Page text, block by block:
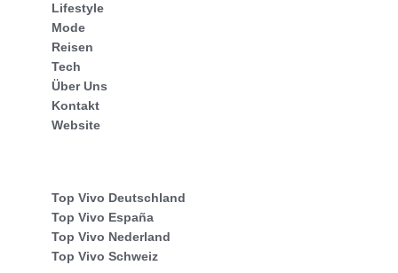
Lifestyle
Mode
Reisen
Tech
Über Uns
Kontakt
Website
Top Vivo Deutschland
Top Vivo España
Top Vivo Nederland
Top Vivo Schweiz